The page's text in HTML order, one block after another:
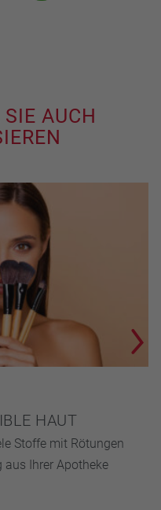
AUCH
HAUT
Stoffe mit Rötungen
Ihrer Apotheke